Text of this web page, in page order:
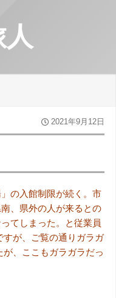
2021年9月12日
の入館制限が続く。市
、県外の人が来るとの
てしまった。と従業員
が、ご覧の通りガラガ
、ここもガラガラだっ